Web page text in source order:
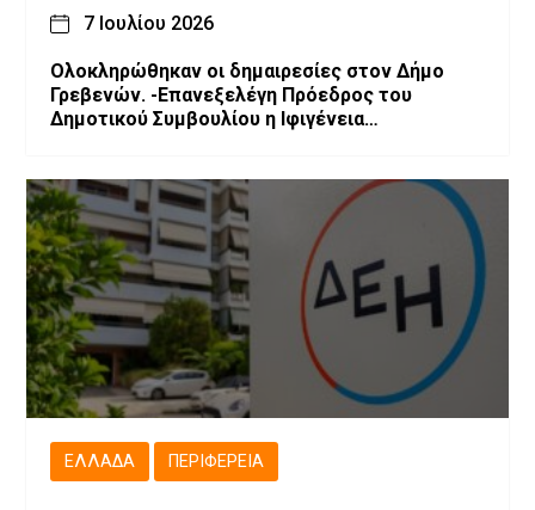
7 Ιουλίου 2026
Ολοκληρώθηκαν οι δημαιρεσίες στον Δήμο
Γρεβενών. -Επανεξελέγη Πρόεδρος του
Δημοτικού Συμβουλίου η Ιφιγένεια
ΕΛΛΆΔΑ ΠΕΡΙΦΈΡΕΙΑ